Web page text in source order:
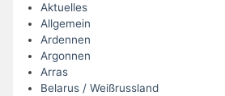
Aktuelles
Allgemein
Ardennen
Argonnen
Arras
Belarus / Weißrussland